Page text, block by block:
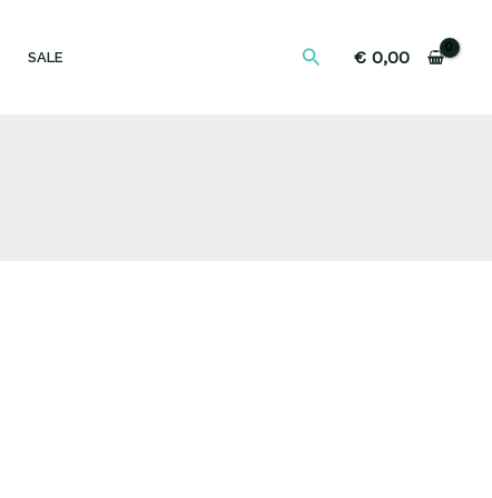
SALE Zoeken
€0,00